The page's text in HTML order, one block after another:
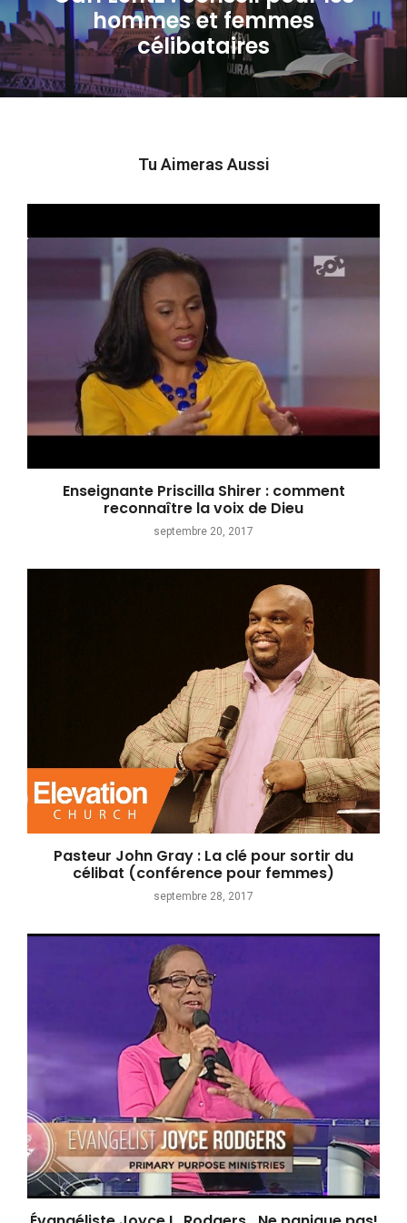
Next
post:
hommes et femmes
célibataires
Tu Aimeras Aussi
Enseignante Priscilla Shirer : comment
reconnaître la voix de Dieu
septembre 20, 2017
Pasteur John Gray : La clé pour sortir du
célibat (conférence pour femmes)
septembre 28, 2017